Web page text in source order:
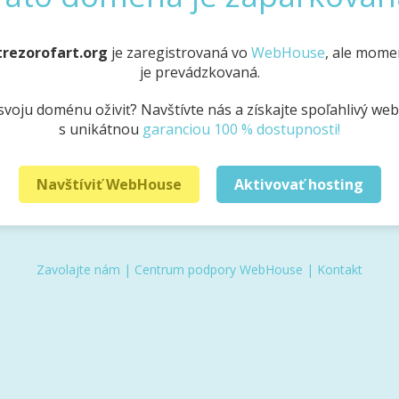
je zaregistrovaná vo WebHouse, ale
je prevádzkovaná.
doménu oživiť? Navštívte nás a získajte spoľahlivý
s unikátnou garanciou 100 % dostupnosti!
Navštíviť WebHouse Aktivovať hosting
Zavolajte nám | Centrum podpory WebHouse | Kontakt